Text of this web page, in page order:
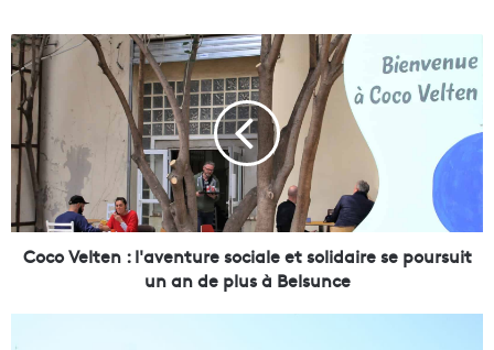
C
o
o
V
e
t
e
Coco Velten : l'aventure sociale et solidaire se poursuit
un an de plus à Belsunce